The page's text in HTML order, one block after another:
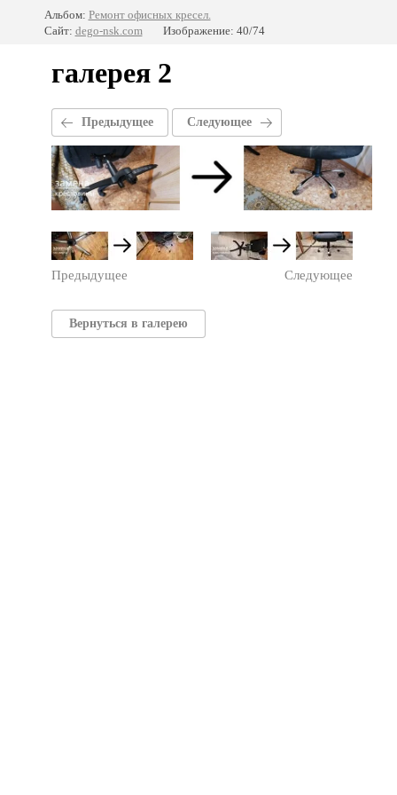
Альбом: Ремонт офисных кресел.
Сайт: dego-nsk.com Изображение: 40/74
галерея 2
Предыдущее Следующее
Предыдущее Следующее
Вернуться в галерею